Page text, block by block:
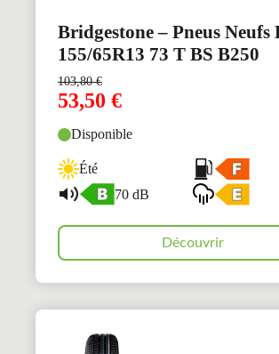
Bridgestone – Pneus Neufs
155/65R13 73 T BS B250
103,80€
53,50 €
Disponible
Été
70 dB
Découvrir